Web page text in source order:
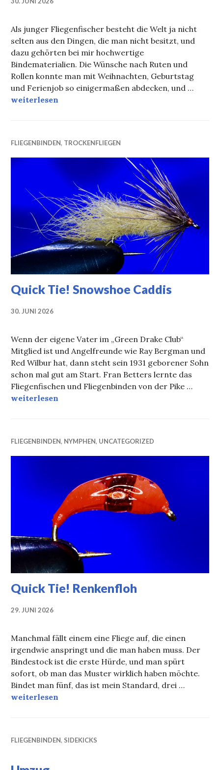
Als junger Fliegenfischer besteht die Welt ja nicht
selten aus den Dingen, die man nicht besitzt, und
dazu gehörten bei mir hochwertige
Bindematerialien. Die Wünsche nach Ruten und
Rollen konnte man mit Weihnachten, Geburtstag
und Ferienjob so einigermaßen abdecken, und …
Quick Tie! Microcaddis
weiterlesen
FLIEGENBINDEN, TROCKENFLIEGEN
Quick Tie! Snowshoe Caddis
30. JUNI 2026
Wenn der eigene Vater im „Green Drake Club“
Mitglied ist und Angelfreunde wie Ray Bergman und
Red Wilbur hat, dann steht sein 1931 geborener Sohn
schon mal gut am Start. Fran Betters lernte das
Fliegenfischen und Fliegenbinden von der Pike …
Quick Tie! Snowshoe Caddis
weiterlesen
FLIEGENBINDEN, NYMPHEN, UNCATEGORIZED
Quick Tie! Renkenfloh
29. JUNI 2026
Manchmal fällt einem eine Fliege auf, die einen
irgendwie anspringt und die man haben muss. Der
Bindestock ist die erste Hürde, und man spürt
sofort, ob man das Muster wirklich haben möchte.
Bindet man fünf, das ist mein Standard, drei …
Quick Tie! Renkenfloh
weiterlesen
FLIEGENBINDEN, SIDEKICKS